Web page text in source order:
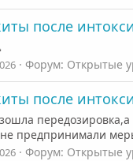
после
Форум: Открытые
после
передозировка,а
предпринимали
Форум: Открытые